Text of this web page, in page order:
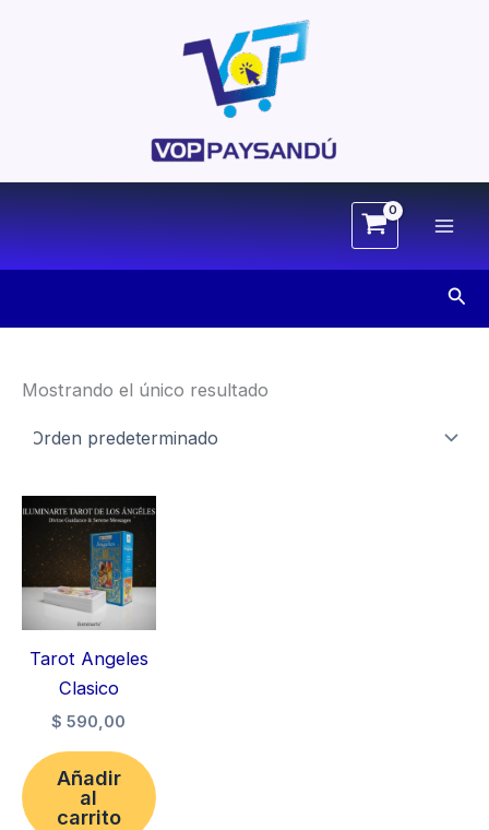
Mostrando el único resultado
Tarot Angeles
Clasico
$ 590,00
Añadir
al
carrito